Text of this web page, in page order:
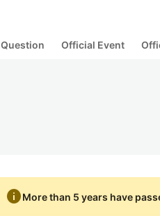
Question Official Event
infoMore than 5 years have